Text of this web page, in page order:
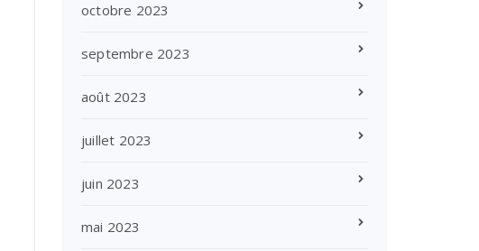
octobre 2023
septembre 2023
août 2023
juillet 2023
juin 2023
mai 2023